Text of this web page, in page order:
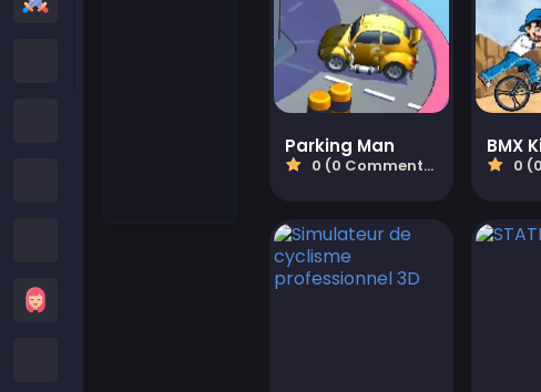
Parking Man
0 (0 Commentaires)
BMX
0 (0